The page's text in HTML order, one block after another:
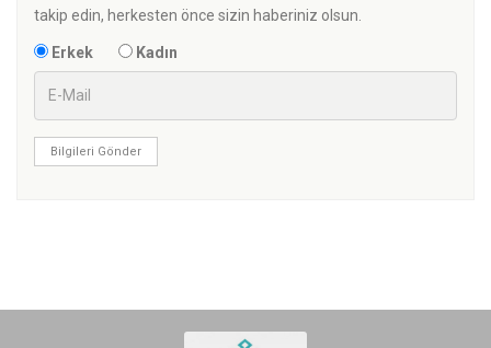
takip edin, herkesten önce sizin haberiniz olsun.
Erkek Kadın
Bilgileri Gönder